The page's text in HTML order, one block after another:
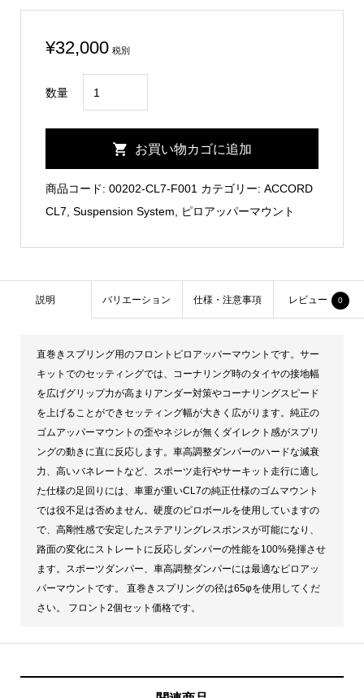
¥32,000 税別
数量
CL7
Front
Mount
お買い物カゴに追加
商品コード: 00202-CL7-F001 カテゴリー: ACCORD
CL7 Suspension System ピロアッパーマウント
説明 バリエーション 仕様・注意事項 レビュー 0
直巻きスプリング用のフロントピロアッパーマウントです。サー
キットでのセッティングでは、コーナリング時のタイヤの接地幅
を広げグリップ力が高まりアンダー対策やコーナリングスピード
を上げることができセッティング幅が大きく広がります。純正の
ゴムアッパーマウントの歪やネジレが無くダイレクト感がスプリ
ングの動きに直に反応します。車高調整ダンパーのハードな減衰
力、高いバネレートなど、スポーツ走行やサーキット走行に適し
た仕様の足回りには、車重が重いCL7の純正仕様のゴムマウント
では役不足は否めません。硬度のピロボールを使用していますの
で、高剛性感で安定したステアリングレスポンスが可能になり、
路面の変化にストレートに反応しダンパーの性能を100%発揮させ
ます。スポーツダンパー、車高調整ダンパーには最適なピロアッ
パーマウントです。 直巻きスプリングの径は65φを使用してくだ
さい。 フロント2個セット価格です。